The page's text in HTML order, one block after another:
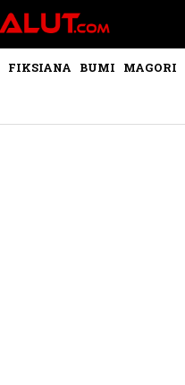
FIKSIANA BUMI MAGORI